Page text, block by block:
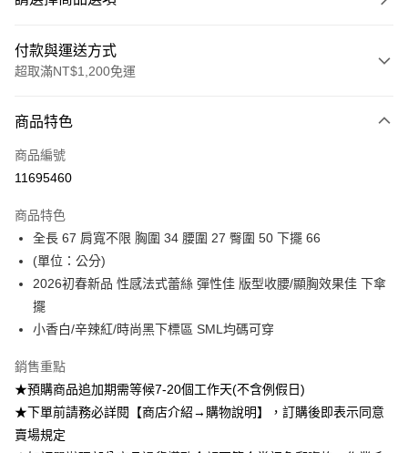
付款與運送方式
超取滿NT$1,200免運
信用卡一次付款
超商取貨付款
ATM付款
運送方式
全家付款取貨
每筆NT$85，滿NT$1,200(含以上)免運費
付款後全家取貨
每筆NT$85，滿NT$1,200(含以上)免運費
每筆NT$85，滿NT$1,200(含以上)免運費
商品特色
商品編號
11695460
商品特色
全長 67 肩寬不限 胸圍 34 腰圍 27 臀圍 50 下擺 66
(單位：公分)
2026初春新品 性感法式蕾絲 彈性佳 版型收腰/顯胸效果佳 下傘
擺
小香白/辛辣紅/時尚黑下標區 SML均碼可穿
銷售重點
★預購商品追加期需等候7-20個工作天(不含例假日)
★下單前請務必詳閱【商店介紹→購物說明】，訂購後即表示同意
賣場規定